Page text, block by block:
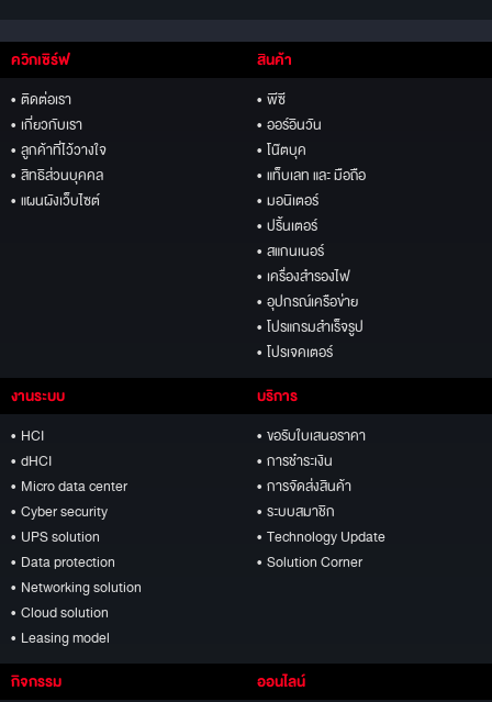
ควิกเซิร์ฟ
• ติดต่อเรา
• เกี่ยวกับเรา
• ลูกค้าที่ไว้วางใจ
• สิทธิส่วนบุคคล
• แผนผังเว็บไซต์
สินค้า
• พีซี
• ออร์อินวัน
• โน๊ตบุค
• แท็บเลท และ มือถือ
• มอนิเตอร์
• ปริ้นเตอร์
• สแกนเนอร์
• เครื่องสำรองไฟ
• อุปกรณ์เครือข่าย
• โปรแกรมสำเร็จรูป
• โปรเจคเตอร์
งานระบบ
• HCI
• dHCI
• Micro data center
• Cyber security
• UPS solution
• Data protection
• Networking solution
• Cloud solution
• Leasing model
บริการ
• ขอรับใบเสนอราคา
• การชำระเงิน
• การจัดส่งสินค้า
• ระบบสมาชิก
• Technology Update
• Solution Corner
กิจกรรม ออนไลน์